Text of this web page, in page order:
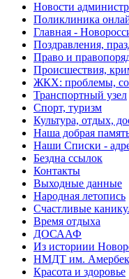
Новости
Поликлиника
Главная -
Поздравления,
Право и
Происшествия,
ЖКХ: проблемы,
Транспортный узел
Спорт, туризм
Культура, отдых,
Наша добрая
Наши Списки -
Бездна ссылок
Контакты
Выходные данные
Народная летопись
Счастливые
Время отдыха
ДОСААФ
Из историии
НМДТ им.
Красота и здоровье